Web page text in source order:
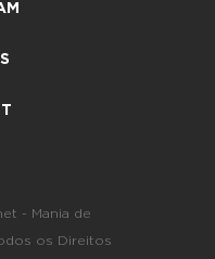
- Mania de
os Direitos